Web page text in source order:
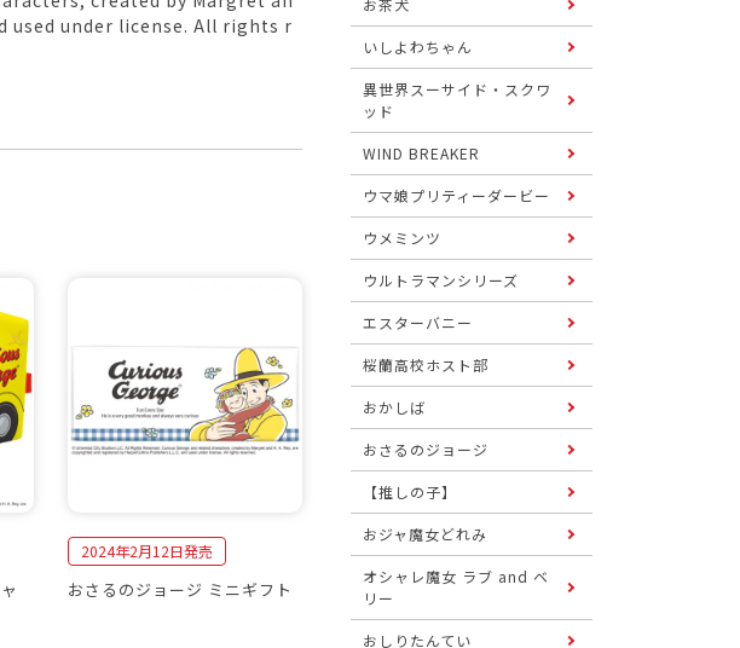
used under license. All rights r
2024年2月12日発売
おさるのジョージ ミニギフト
お茶犬
いしよわちゃん
異世界スーサイド・スクワ
ッド
WIND BREAKER
ウマ娘プリティーダービー
ウメミンツ
ウルトラマンシリーズ
エスターバニー
桜蘭高校ホスト部
おかしば
おさるのジョージ
【推しの子】
おジャ魔女どれみ
オシャレ魔女 ラブ and ベ
リー
おしりたんてい